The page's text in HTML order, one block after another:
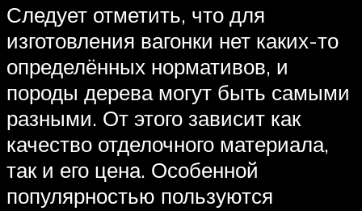
Следует отметить, что для
изготовления вагонки нет каких-то
определённых нормативов, и
породы дерева могут быть самыми
разными. От этого зависит как
качество отделочного материала,
так и его цена. Особенной
популярностью пользуются